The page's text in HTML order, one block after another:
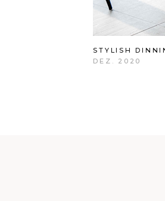
STYLISH
DEZ. 2020